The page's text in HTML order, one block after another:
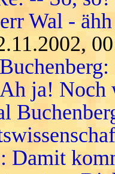
Wal -
ja! Noch
Damit